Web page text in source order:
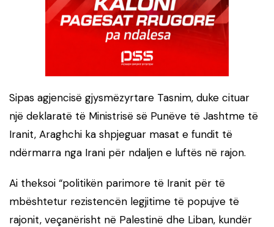
Sipas agjencisë gjysmëzyrtare Tasnim, duke cituar
një deklaratë të Ministrisë së Punëve të Jashtme të
Iranit, Araghchi ka shpjeguar masat e fundit të
ndërmarra nga Irani për ndaljen e luftës në rajon.
Ai theksoi “politikën parimore të Iranit për të
mbështetur rezistencën legjitime të popujve të
rajonit, veçanërisht në Palestinë dhe Liban, kundër